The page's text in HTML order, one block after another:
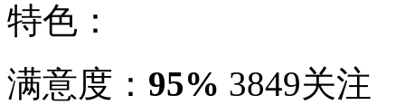
特色：
满意度： 95% 3849关注